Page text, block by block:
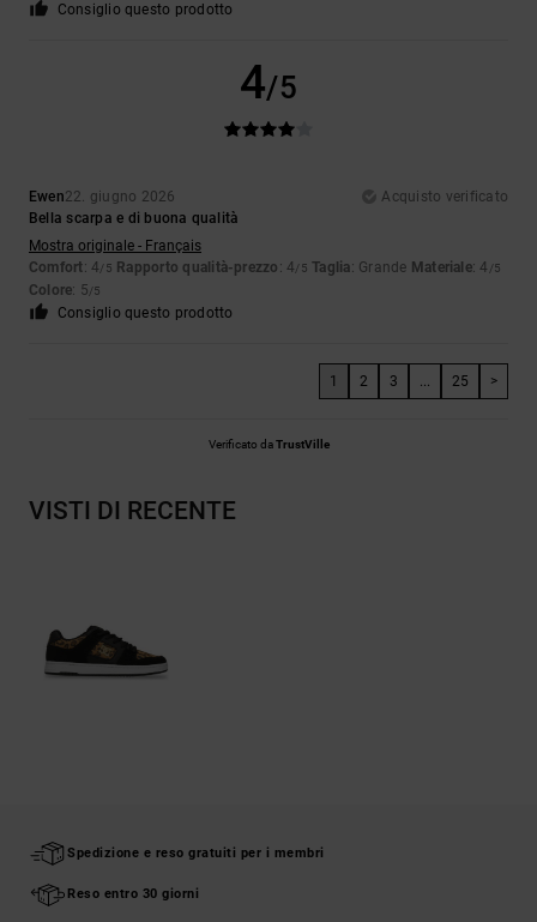
Consiglio questo prodotto
4/5
Ewen22. giugno 2026
Acquisto verificato
Bella scarpa e di buona qualità
Mostra originale - Français
Comfort: 4/5 Rapporto qualità-prezzo : 4/5 Taglia: Grande Materiale: 4 /5
Colore: 5/5
Consiglio questo prodotto
1 2 3 ... 25 >
Verificato daTrustVille
VISTI DI RECENTE
Spedizione e reso gratuiti per i membri
Reso entro 30 giorni